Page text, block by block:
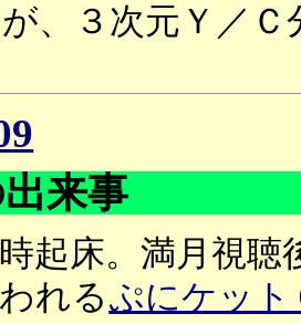
、３次元Ｙ／
来事
起床。満月視聴
れるぷにケット